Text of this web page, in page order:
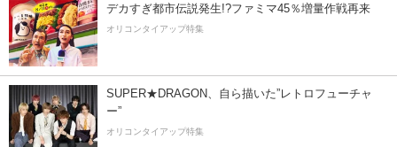
デカすぎ都市伝説発生!?ファミマ45％増量作戦再来
オリコンタイアップ特集
SUPER★DRAGON、自ら描いた”レトロフューチャ
ー”
オリコンタイアップ特集